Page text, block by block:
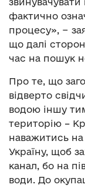
фактично
процесу», −
що далі
час на пошук
Про те, що
відверто
водою іншу
територію –
наважитись
Україну, щоб
канал, бо на
води. До